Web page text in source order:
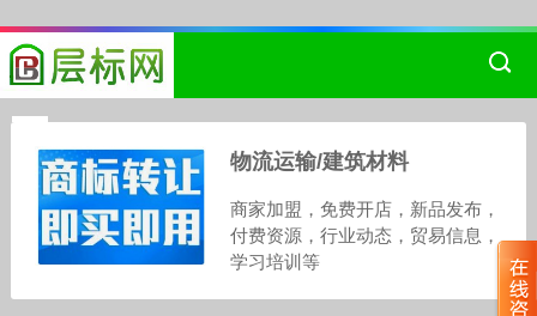
物流运输/建筑材料
商家加盟，免费开店，新品发布，
付费资源，行业动态，贸易信息，
学习培训等